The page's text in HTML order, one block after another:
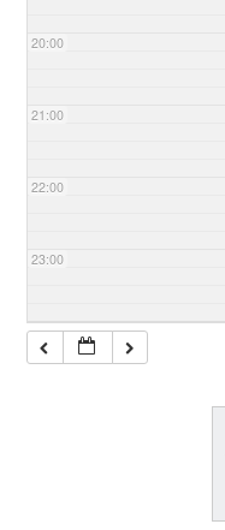
20:00
21:00
22:00
23:00